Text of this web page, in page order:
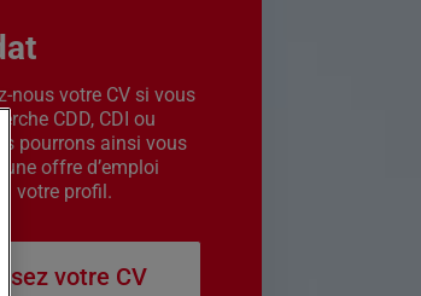
nous votre CV si vous
CDD, CDI ou
pourrons ainsi vous
offre d’emploi
votre profil.
votre CV